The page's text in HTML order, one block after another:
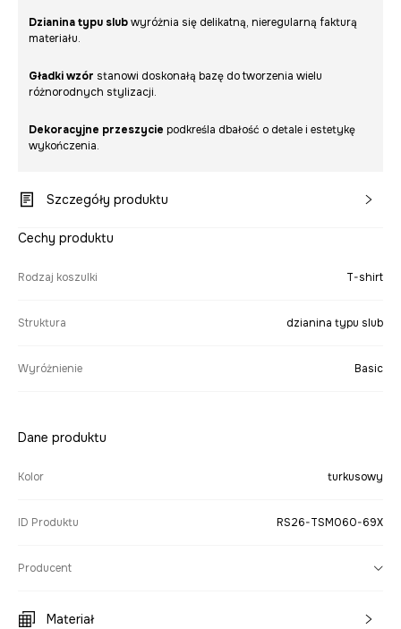
Dzianina typu slubwyróżnia się delikatną, nieregularną fakturą
materiału.
Gładki wzór stanowi doskonałą bazę do tworzenia wielu
różnorodnych stylizacji.
Dekoracyjne przeszycie podkreśla dbałość o detale i estetykę
wykończenia.
Szczegóły produktu
Cechy produktu
Rodzaj koszulki T-shirt
Struktura dzianina typu slub
Wyróżnienie Basic
Dane produktu
Kolor turkusowy
ID Produktu RS26-TSM060-69X
Producent
Materiał